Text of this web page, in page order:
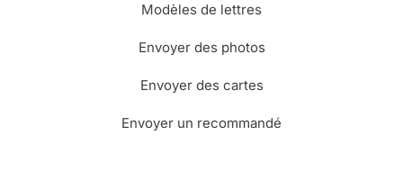
Modèles de lettres
Envoyer des photos
Envoyer des cartes
Envoyer un recommandé